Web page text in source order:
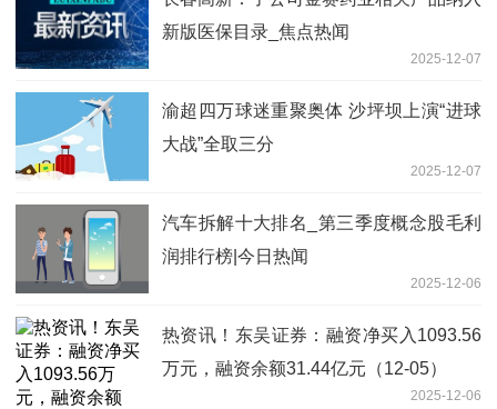
新版医保目录_焦点热闻
2025-12-07
渝超四万球迷重聚奥体 沙坪坝上演“进球
大战”全取三分
2025-12-07
汽车拆解十大排名_第三季度概念股毛利
润排行榜|今日热闻
2025-12-06
热资讯！东吴证券：融资净买入1093.56
万元，融资余额31.44亿元（12-05）
2025-12-06